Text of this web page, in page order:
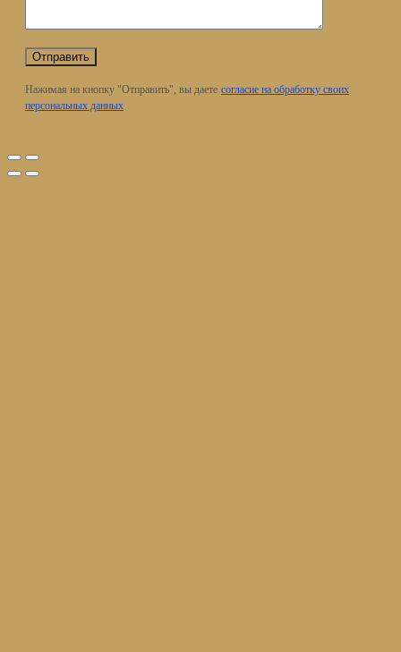
Нажимая на кнопку "Отправить", вы даете согласие на обработку своих
персональных данных